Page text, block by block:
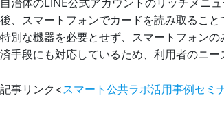
後、スマートフォンでカードを読み取るこ
特別な機器を必要とせず、スマートフォン
済手段にも対応しているため、利用者のニー
記事リンク< スマート公共ラボ活用事例セミ